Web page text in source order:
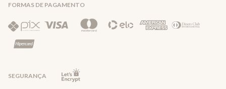
Política de Privacidade
FORMAS DE PAGAMENTO
SEGURANÇA